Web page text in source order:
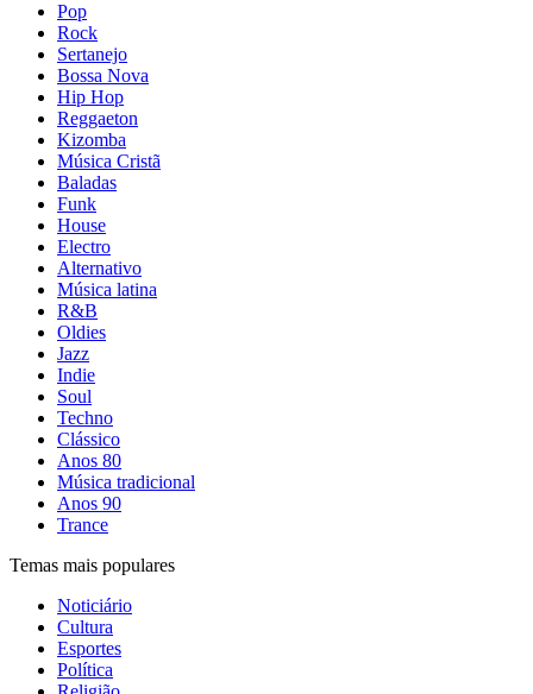
Pop
Rock
Sertanejo
Bossa Nova
Hip Hop
Reggaeton
Kizomba
Música Cristã
Baladas
Funk
House
Electro
Alternativo
Música latina
R&B
Oldies
Jazz
Indie
Soul
Techno
Clássico
Anos 80
Música tradicional
Anos 90
Trance
Temas mais populares
Noticiário
Cultura
Esportes
Política